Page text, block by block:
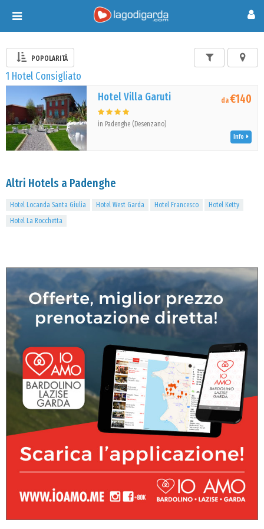
Toggle
navigation
POPOLARITÀ
1 Hotel Consigliato
Hotel Villa Garuti
in Padenghe (Desenzano)
da€140
Info
Altri Hotels a Padenghe
Hotel Locanda Santa Giulia Hotel West Garda Hotel Francesco
Hotel Ketty
Hotel La Rocchetta